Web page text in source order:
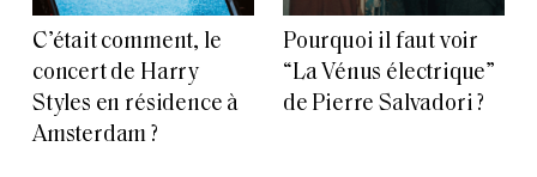
C’était comment, le
concert de Harry
Styles en résidence à
Amsterdam ?
Pourquoi il faut voir
“La Vénus électrique”
de Pierre Salvadori ?